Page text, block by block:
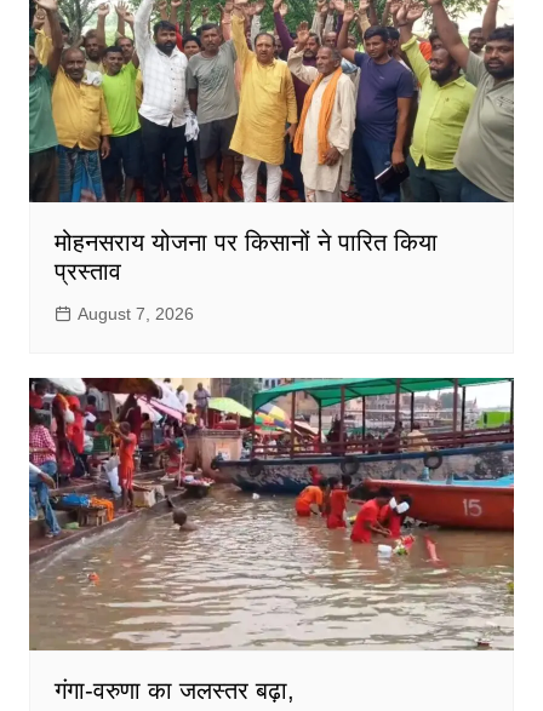
मोहनसराय योजना पर किसानों ने पारित किया
प्रस्ताव
August 7, 2026
गंगा-वरुणा का जलस्तर बढ़ा,